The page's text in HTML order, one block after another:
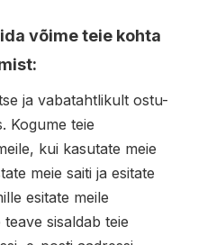
võime teie kohta
ja vabatahtlikult ostu-
Kogume teie
kui kasutate meie
meie saiti ja esitate
esitate meile
sisaldab teie